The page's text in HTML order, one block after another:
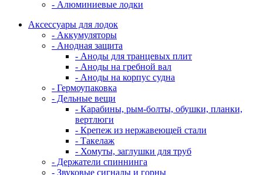
- Алюминиевые лодки
Аксессуары для лодок
- Аккумуляторы
- Анодная защита
- Аноды для транцевых плит
- Аноды на гребной вал
- Аноды на корпус судна
- Гермоупаковка
- Дельные вещи
- Карабины, рым-болты, обушки, планки,
вертлюги
- Крепеж из нержавеющей стали
- Такелаж
- Хомуты, заглушки для труб
- Держатели спиннинга
- Звуковые сигналы и горны